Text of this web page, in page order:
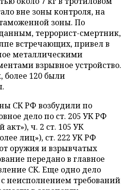
вне зоны контроля, на
зоны. По
террорист-смертник,
встречающих, привел в
металлическими
взрывное устройство.
более 120 были
СК РФ возбудили по
дело по ст. 205 УК РФ
акт»), ч. 2 ст. 105 УК
лиц»), ст. 222 УК РФ
оружия и взрывчатых
передано в главное
СК. Еще одно дело
неисполнением требований